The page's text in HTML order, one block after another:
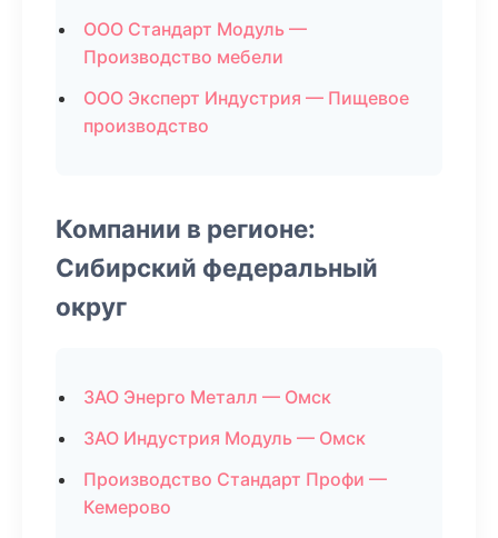
ООО Стандарт Модуль —
Производство мебели
ООО Эксперт Индустрия — Пищевое
производство
Компании в регионе:
Сибирский федеральный
округ
ЗАО Энерго Металл — Омск
ЗАО Индустрия Модуль — Омск
Производство Стандарт Профи —
Кемерово